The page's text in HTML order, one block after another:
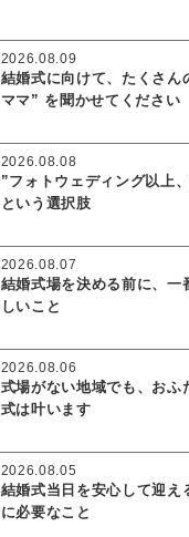
結婚式に向けて、たくさん
ママ” を聞かせてください
2026.08.09
”フォトウェディング以上
という選択肢
2026.08.08
結婚式場を決める前に、一
しいこと
2026.08.07
式場がない地域でも、おふ
式は叶います
2026.08.06
結婚式当日を安心して迎え
に必要なこと
2026.08.05